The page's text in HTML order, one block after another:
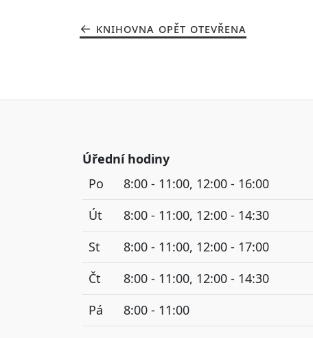
KNIHOVNA OPĚT OTEVŘENA
Úřední hodiny
Po
8:00 - 11:00, 12:00 - 16:00
Út
8:00 - 11:00, 12:00 - 14:30
St
8:00 - 11:00, 12:00 - 17:00
Čt
8:00 - 11:00, 12:00 - 14:30
Pá
8:00 - 11:00